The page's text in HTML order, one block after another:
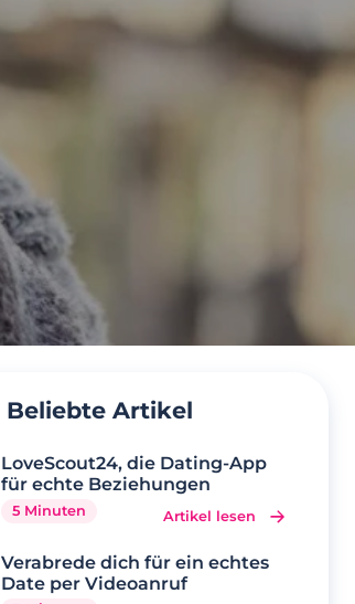
Beliebte Artikel
LoveScout24, die Dating-App
für echte Beziehungen
5 Minuten Artikel lesen
Verabrede dich für ein echtes
Date per Videoanruf